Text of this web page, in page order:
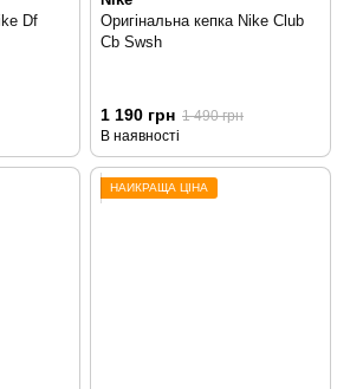
Df
Оригінальна кепка Nike Club
Cb Swsh
1 190 грн 1 490 грн
В наявності
НАЙКРАЩА ЦІНА